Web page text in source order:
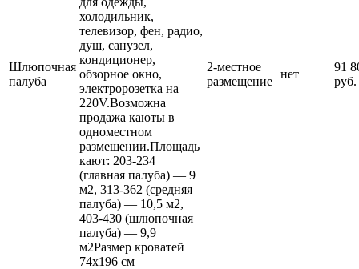
Шлюпочная
палуба
холодильник,
телевизор, фен, радио,
душ, санузел,
кондиционер,
обзорное окно,
электророзетка на
220V.Возможна
продажа каюты в
одноместном
размещении.Площадь
кают: 203-234
(главная палуба) — 9
м2, 313-362 (средняя
палуба) — 10,5 м2,
403-430 (шлюпочная
палуба) — 9,9
м2Размер кроватей
74х196 см
2-местное
размещение
нет
91
руб.